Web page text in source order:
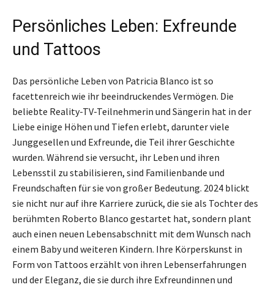
Persönliches Leben: Exfreunde
und Tattoos
Das persönliche Leben von Patricia Blanco ist so
facettenreich wie ihr beeindruckendes Vermögen. Die
beliebte Reality-TV-Teilnehmerin und Sängerin hat in der
Liebe einige Höhen und Tiefen erlebt, darunter viele
Junggesellen und Exfreunde, die Teil ihrer Geschichte
wurden. Während sie versucht, ihr Leben und ihren
Lebensstil zu stabilisieren, sind Familienbande und
Freundschaften für sie von großer Bedeutung. 2024 blickt
sie nicht nur auf ihre Karriere zurück, die sie als Tochter des
berühmten Roberto Blanco gestartet hat, sondern plant
auch einen neuen Lebensabschnitt mit dem Wunsch nach
einem Baby und weiteren Kindern. Ihre Körperskunst in
Form von Tattoos erzählt von ihren Lebenserfahrungen
und der Eleganz, die sie durch ihre Exfreundinnen und